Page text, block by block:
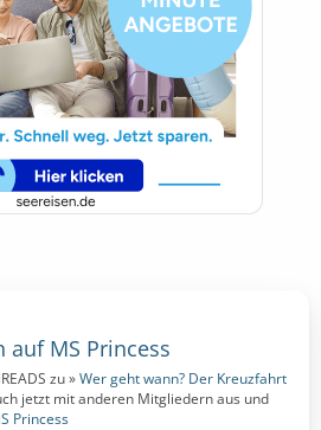
auf MS Princess
zu »Wer geht wann? Der Kreuzfahrt
jetzt mit anderen Mitgliedern aus und
Princess